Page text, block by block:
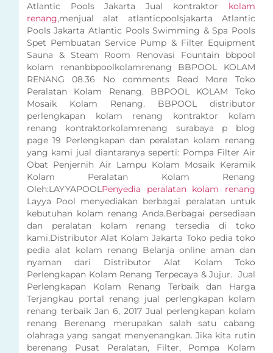
Atlantic Pools Jakarta Jual kontraktor kolam
renang,menjual alat atlanticpoolsjakarta Atlantic
Pools Jakarta Atlantic Pools Swimming & Spa Pools
Spet Pembuatan Service Pump & Filter Equipment
Sauna & Steam Room Renovasi Fountain bbpool
kolam renanbbpoolkolamrenang BBPOOL KOLAM
RENANG 08.36 No comments Read More Toko
Peralatan Kolam Renang. BBPOOL KOLAM Toko
Mosaik Kolam Renang. BBPOOL distributor
perlengkapan kolam renang kontraktor kolam
renang kontraktorkolamrenang surabaya p blog
page 19 Perlengkapan dan peralatan kolam renang
yang kami jual diantaranya seperti: Pompa Filter Air
Obat Penjernih Air Lampu Kolam Mosaik Keramik
Kolam Peralatan Kolam Renang
Oleh:LAYYAPOOLPenyedia peralatan kolam renang
Layya Pool menyediakan berbagai peralatan untuk
kebutuhan kolam renang Anda.Berbagai persediaan
dan peralatan kolam renang tersedia di toko
kami.Distributor Alat Kolam Jakarta Toko pedia toko
pedia alat kolam renang Belanja online aman dan
nyaman dari Distributor Alat Kolam Toko
Perlengkapan Kolam Renang Terpecaya & Jujur. Jual
Perlengkapan Kolam Renang Terbaik dan Harga
Terjangkau portal renang jual perlengkapan kolam
renang terbaik Jan 6, 2017 Jual perlengkapan kolam
renang Berenang merupakan salah satu cabang
olahraga yang sangat menyenangkan. Jika kita rutin
berenang Pusat Peralatan, Filter, Pompa Kolam